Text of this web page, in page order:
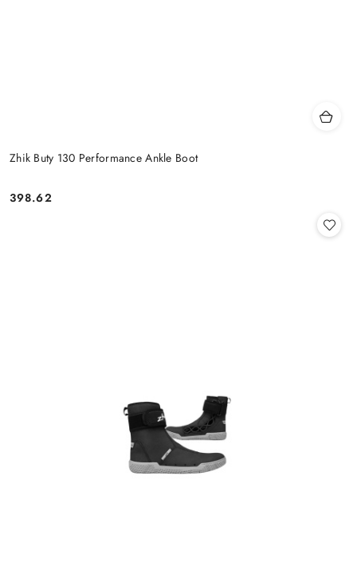
Zhik Buty 130 Performance Ankle Boot
Cena:
398.62